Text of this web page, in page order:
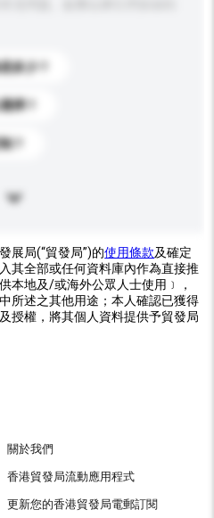
多少？
擇？
？
展局(“貿發局”)的使用條款及確定
其全部或任何資料庫內作為直接推
本地及/或海外公眾人士使用﹞，
中所述之其他用途；本人確認已獲得
授權，將其個人資料提供予貿發局
關於我們
香港貿發局流動應用程式
更新您的香港貿發局電郵訂閱